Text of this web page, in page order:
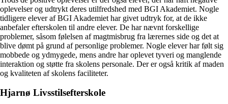
oplevelser og udtrykt deres utilfredshed med BGI Akademiet. Nogle
tidligere elever af BGI Akademiet har givet udtryk for, at de ikke
anbefaler efterskolen til andre elever. De har nævnt forskellige
problemer, såsom følelsen af magtmisbrug fra lærernes side og det at
blive dømt på grund af personlige problemer. Nogle elever har følt sig
mobbede og ydmygede, mens andre har oplevet tyveri og manglende
interaktion og støtte fra skolens personale. Der er også kritik af maden
og kvaliteten af skolens faciliteter.
Hjarnø Livsstilsefterskole